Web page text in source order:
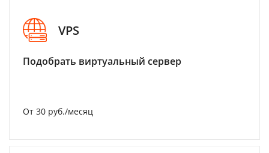
VPS
Подобрать виртуальный сервер
От 30 руб./месяц